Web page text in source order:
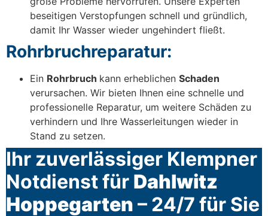
beseitigen Verstopfungen schnell und gründlich,
damit Ihr Wasser wieder ungehindert fließt.
Rohrbruchreparatur:
Ein Rohrbruch kann erheblichen Schaden
verursachen. Wir bieten Ihnen eine schnelle und
professionelle Reparatur, um weitere Schäden zu
verhindern und Ihre Wasserleitungen wieder in
Stand zu setzen.
Ihr zuverlässiger Klempner
Notdienst für Dahlwitz
Hoppegarten – 24/7 für Sie